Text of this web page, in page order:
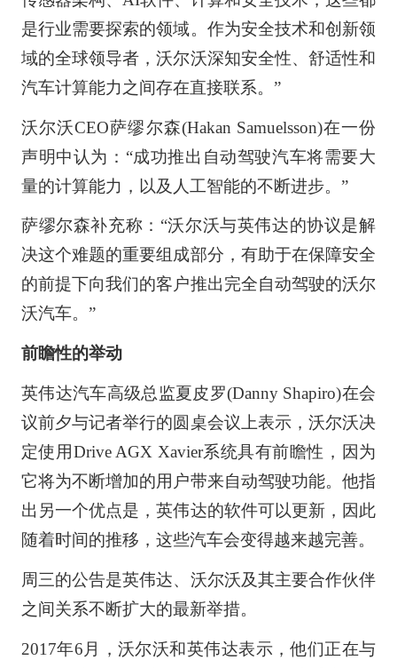
是行业需要探索的领域。作为安全技术和创新领
域的全球领导者，沃尔沃深知安全性、舒适性和
汽车计算能力之间存在直接联系。”
沃尔沃CEO萨缪尔森(Hakan Samuelsson)在一份
声明中认为：“成功推出自动驾驶汽车将需要大
量的计算能力，以及人工智能的不断进步。”
萨缪尔森补充称：“沃尔沃与英伟达的协议是解
决这个难题的重要组成部分，有助于在保障安全
的前提下向我们的客户推出完全自动驾驶的沃尔
沃汽车。”
前瞻性的举动
英伟达汽车高级总监夏皮罗(Danny Shapiro)在会
议前夕与记者举行的圆桌会议上表示，沃尔沃决
定使用Drive AGX Xavier系统具有前瞻性，因为
它将为不断增加的用户带来自动驾驶功能。他指
出另一个优点是，英伟达的软件可以更新，因此
随着时间的推移，这些汽车会变得越来越完善。
周三的公告是英伟达、沃尔沃及其主要合作伙伴
之间关系不断扩大的最新举措。
2017年6月，沃尔沃和英伟达表示，他们正在与